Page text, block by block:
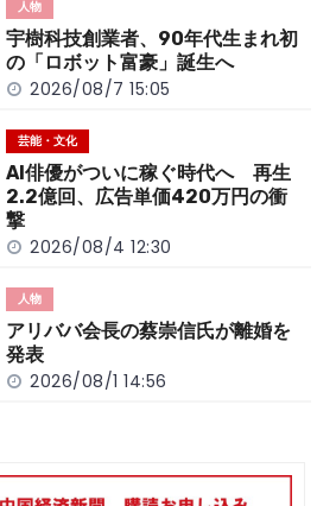
k
人物
宇樹科技創業者、90年代生まれ初
の「ロボット富豪」誕生へ
2026/08/7 15:05
芸能・文化
AI俳優がついに稼ぐ時代へ 再生
2.2億回、広告単価420万円の衝
撃
2026/08/4 12:30
人物
アリババ会長の蔡崇信氏が離婚を
発表
2026/08/1 14:56